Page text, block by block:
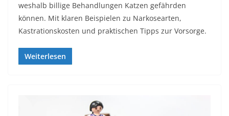
weshalb billige Behandlungen Katzen gefährden
können. Mit klaren Beispielen zu Narkosearten,
Kastrationskosten und praktischen Tipps zur Vorsorge.
Weiterlesen